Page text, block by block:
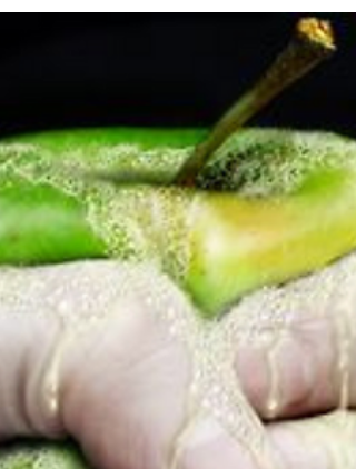
Noël est synonyme de fête pour nombre d’entre
nous, c’est aussi la période de consommation la
plus excessive de l’année. Mais d’où vient...